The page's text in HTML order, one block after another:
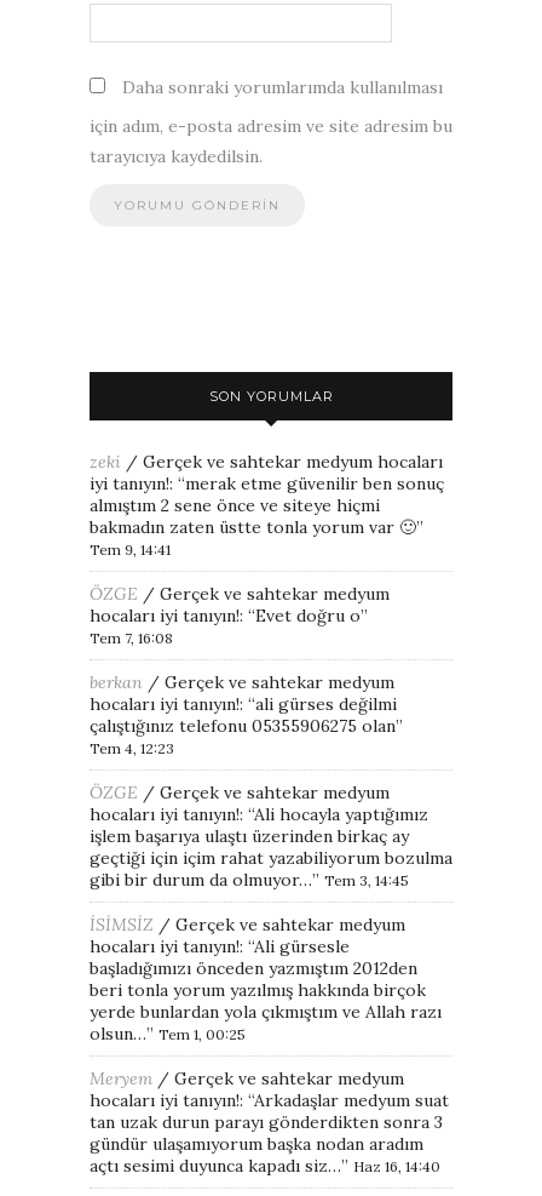
Daha sonraki yorumlarımda kullanılması
için adım, e-posta adresim ve site adresim bu
tarayıcıya kaydedilsin.
SON YORUMLAR
zeki / Gerçek ve sahtekar medyum hocaları
iyi tanıyın!: “merak etme güvenilir ben sonuç
almıştım 2 sene önce ve siteye hiçmi
bakmadın zaten üstte tonla yorum var 🙂”
Tem 9, 14:41
ÖZGE / Gerçek ve sahtekar medyum
hocaları iyi tanıyın!: “Evet doğru o”
Tem 7, 16:08
berkan / Gerçek ve sahtekar medyum
hocaları iyi tanıyın!: “ali gürses değilmi
çalıştığınız telefonu 05355906275 olan”
Tem 4, 12:23
ÖZGE / Gerçek ve sahtekar medyum
hocaları iyi tanıyın!: “Ali hocayla yaptığımız
işlem başarıya ulaştı üzerinden birkaç ay
geçtiği için içim rahat yazabiliyorum bozulma
gibi bir durum da olmuyor…” Tem 3, 14:45
İSİMSİZ / Gerçek ve sahtekar medyum
hocaları iyi tanıyın!: “Ali gürsesle
başladığımızı önceden yazmıştım 2012den
beri tonla yorum yazılmış hakkında birçok
yerde bunlardan yola çıkmıştım ve Allah razı
olsun…” Tem 1, 00:25
Meryem / Gerçek ve sahtekar medyum
hocaları iyi tanıyın!: “Arkadaşlar medyum suat
tan uzak durun parayı gönderdikten sonra 3
gündür ulaşamıyorum başka nodan aradım
açtı sesimi duyunca kapadı siz…” Haz 16, 14:40